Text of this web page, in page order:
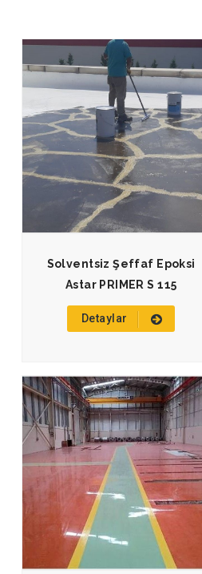
Solventsiz Şeffaf Epoksi
Astar PRIMER S 115
Detaylar